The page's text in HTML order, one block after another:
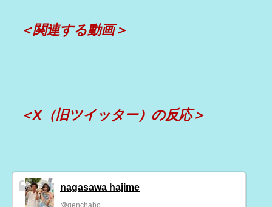
＜関連する動画＞
＜X（旧ツイッター）の反応＞
nagasawa hajime
@genchabo